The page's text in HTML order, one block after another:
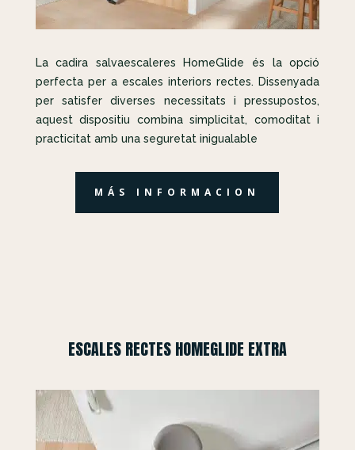
La cadira salvaescaleres HomeGlide és la opció
perfecta per a escales interiors rectes. Dissenyada
per satisfer diverses necessitats i pressupostos,
aquest dispositiu combina simplicitat, comoditat i
practicitat amb una seguretat inigualable
MÁS INFORMACION
ESCALES RECTES HOMEGLIDE EXTRA